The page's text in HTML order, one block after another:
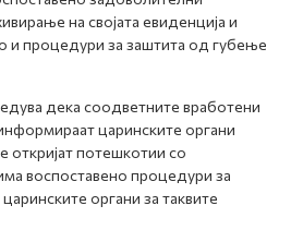
на својата евиденција и
и процедури за заштита од губење
дека соодветните вработени
царинските органи
откријат потешкотии со
воспоставено процедури за
органи за таквите